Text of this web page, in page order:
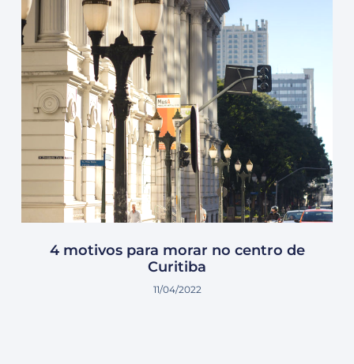
4 motivos para morar no centro de
Curitiba
11/04/2022